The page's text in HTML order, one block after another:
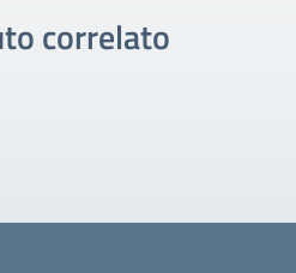
correlato